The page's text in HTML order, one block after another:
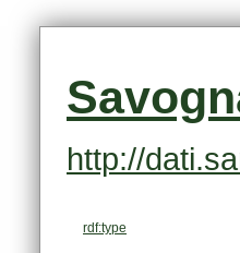
http://
rdf:type